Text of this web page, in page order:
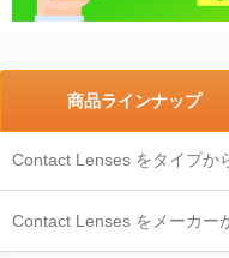
商品ラインナップ
Contact Lenses をタイプか
Contact Lenses をメーカー